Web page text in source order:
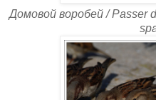
Домовой воробей / Passer